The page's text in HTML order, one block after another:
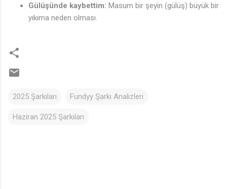
Gülüşünde kaybettim: Masum bir şeyin (gülüş) büyük bir
yıkıma neden olması.
2025 Şarkıları Fundyy Şarkı Analizleri
Haziran 2025 Şarkıları